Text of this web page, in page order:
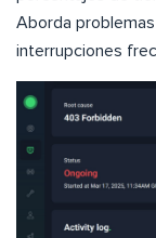
Aborda
interrupciones